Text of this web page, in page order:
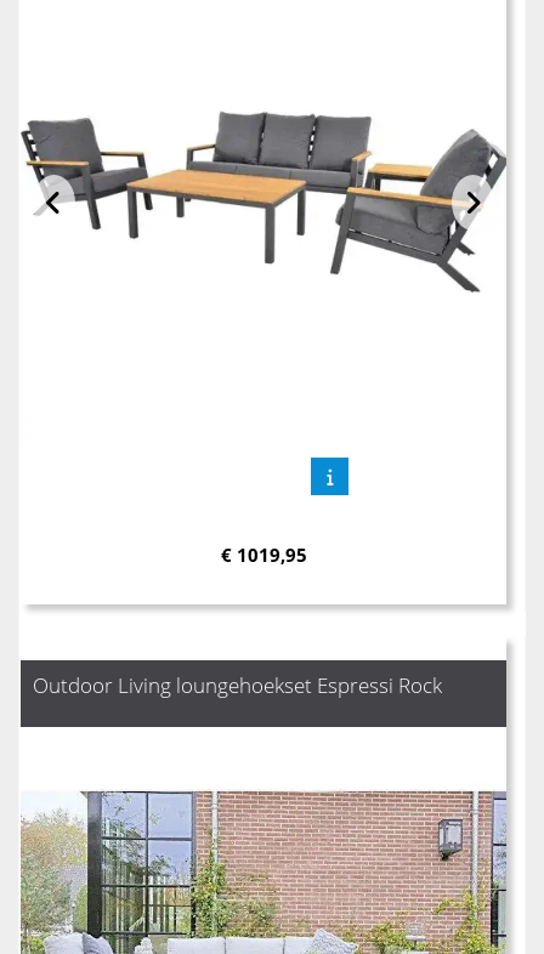
€ 1019,95
Outdoor Living loungehoekset Espressi Rock